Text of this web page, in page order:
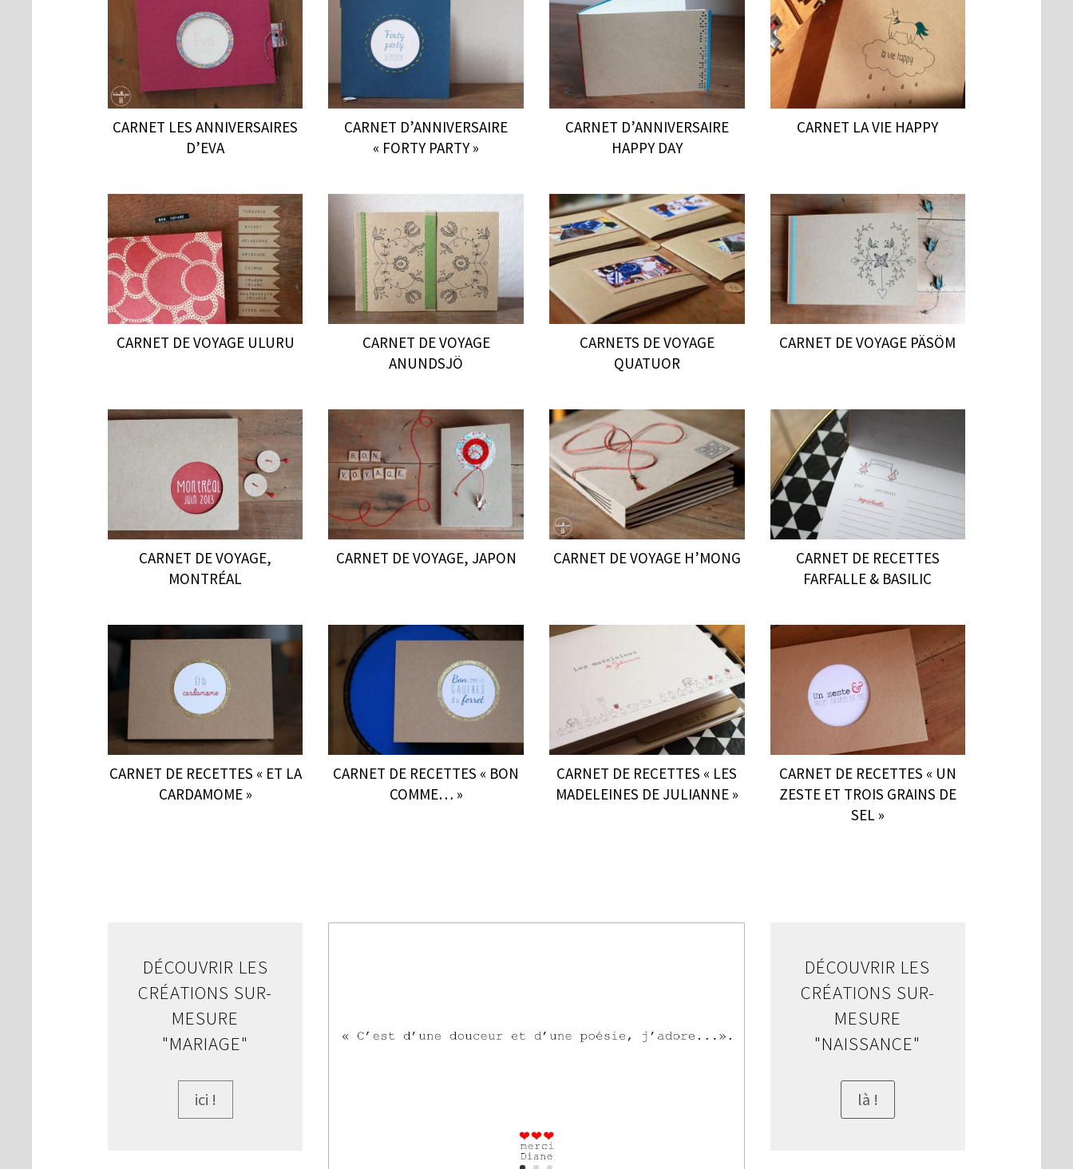
CARNET LES ANNIVERSAIRES
D’EVA
CARNET D’ANNIVERSAIRE
« FORTY PARTY »
CARNET D’ANNIVERSAIRE
HAPPY DAY
CARNET LA VIE HAPPY
CARNET DE VOYAGE ULURU
CARNET DE VOYAGE
ANUNDSJÖ
CARNETS DE VOYAGE
QUATUOR
CARNET DE VOYAGE PÄSÖM
CARNET DE VOYAGE,
MONTRÉAL
CARNET DE VOYAGE, JAPON CARNET DE VOYAGE H’MONG
CARNET DE RECETTES
FARFALLE & BASILIC
CARNET DE RECETTES « ET LA
CARDAMOME »
CARNET DE RECETTES « BON
COMME… »
CARNET DE RECETTES « LES
MADELEINES DE JULIANNE »
CARNET DE RECETTES « UN
ZESTE ET TROIS GRAINS DE
SEL »
DÉCOUVRIR LES
CRÉATIONS SUR-
MESURE
"MARIAGE"
ici !
DÉCOUVRIR LES
CRÉATIONS SUR-
MESURE
"NAISSANCE"
là !